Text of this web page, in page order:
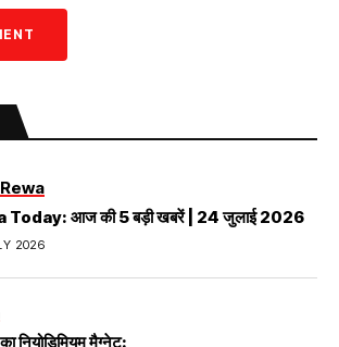
Rewa
Today: आज की 5 बड़ी खबरें | 24 जुलाई 2026
2026
नियोडिमियम मैग्नेट: